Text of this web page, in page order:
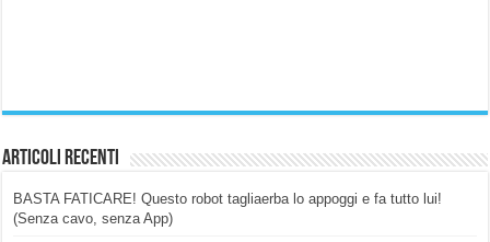
Articoli Recenti
BASTA FATICARE! Questo robot tagliaerba lo appoggi e fa tutto lui!
(Senza cavo, senza App)